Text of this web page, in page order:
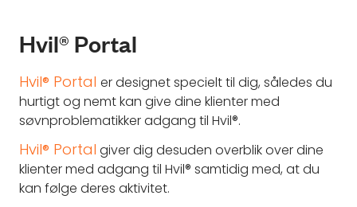
Hvil® Portal
Hvil® Portal er designet specielt til dig, således du
hurtigt og nemt kan give dine klienter med
søvnproblematikker adgang til Hvil®.
Hvil® Portal giver dig desuden overblik over dine
klienter med adgang til Hvil® samtidig med, at du
kan følge deres aktivitet.